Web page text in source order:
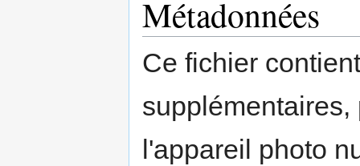
Métadonnées
Ce fichier
l'appareil photo